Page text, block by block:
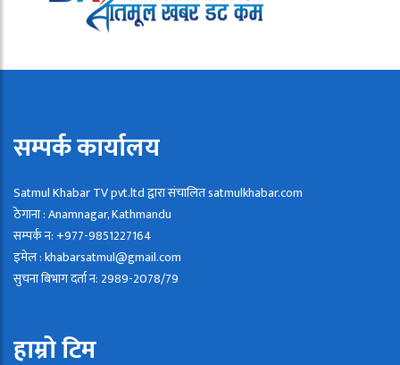
सम्पर्क कार्यालय
Satmul Khabar TV pvt.ltd द्वारा संचालित satmulkhabar.com
ठेगाना : Anamnagar, Kathmandu
सम्पर्क न: +977-9851227164
इमेल : khabarsatmul@gmail.com
सुचना बिभाग दर्ता न: 2989-2078/79
हाम्रो टिम